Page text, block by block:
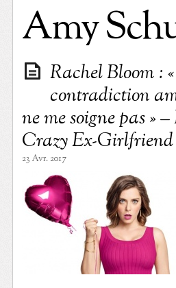
Amy
Rachel Bloom :
contradiction
ne me soigne pas »
Crazy Ex-Girlfriend
23 Avr. 2017